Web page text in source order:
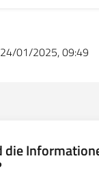
01/2025, 09:49
die